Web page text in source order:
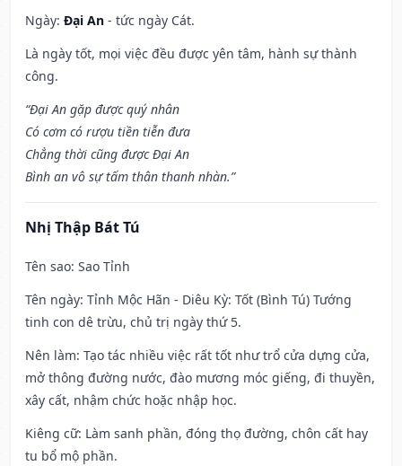
Ngày: Đại An - tức ngày Cát.
Là ngày tốt, mọi việc đều được yên tâm, hành sự thành
công.
“Đại An gặp được quý nhân
Có cơm có rượu tiền tiễn đưa
Chẳng thời cũng được Đại An
Bình an vô sự tấm thân thanh nhàn.”
Nhị Thập Bát Tú
Tên sao: Sao Tỉnh
Tên ngày: Tỉnh Mộc Hãn - Diêu Kỳ: Tốt (Bình Tú) Tướng
tinh con dê trừu, chủ trị ngày thứ 5.
Nên làm: Tạo tác nhiều việc rất tốt như trổ cửa dựng cửa,
mở thông đường nước, đào mương móc giếng, đi thuyền,
xây cất, nhậm chức hoặc nhập học.
Kiêng cữ: Làm sanh phần, đóng thọ đường, chôn cất hay
tu bổ mộ phần.